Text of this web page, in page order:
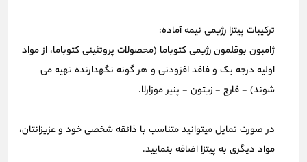
ترکیبات پیتزا رژیمی نیمه آماده:
ژامبون بوقلمون رژیمی کتوباما (محصولات پروتئینی کتوباما، از مواد
اولیه درجه یک و فاقد افزودنی و هر گونه نگهدارنده تهیه می
شوند) - قارچ - زیتون - پنیر موزارلا.
در صورت تمایل میتوانید متناسب با ذائقه شخصی خود و عزیزانتان،
مواد دیگری به پیتزا اضافه بنمایید.